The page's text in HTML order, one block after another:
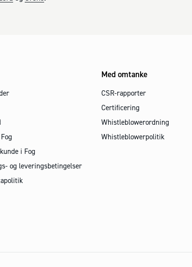
i Fog
og leveringsbetingelser
Med omtanke
CSR-rapporter
Certificering
Whistleblowerordning
Whistleblowerpolitik